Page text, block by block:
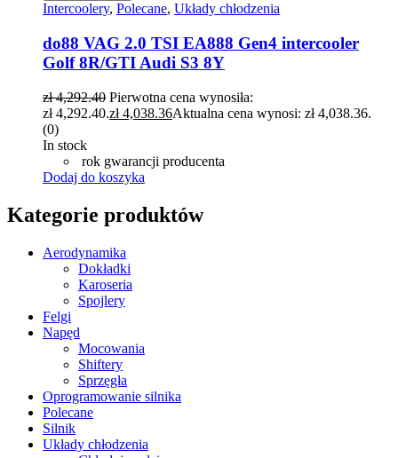
Intercoolery, Polecane, Układy chłodzenia
do88 VAG 2.0 TSI EA888 Gen4 intercooler
Golf 8R/GTI Audi S3 8Y
zł4,292.40 Pierwotna cena wynosiła:
zł 4,292.40.zł4,038.36Aktualna cena wynosi: zł 4,038.36.
(0)
In stock
rok gwarancji producenta
Dodaj do koszyka
Kategorie produktów
Aerodynamika
Dokładki
Karoseria
Spojlery
Felgi
Napęd
Mocowania
Shiftery
Sprzęgła
Oprogramowanie silnika
Polecane
Silnik
Układy chłodzenia